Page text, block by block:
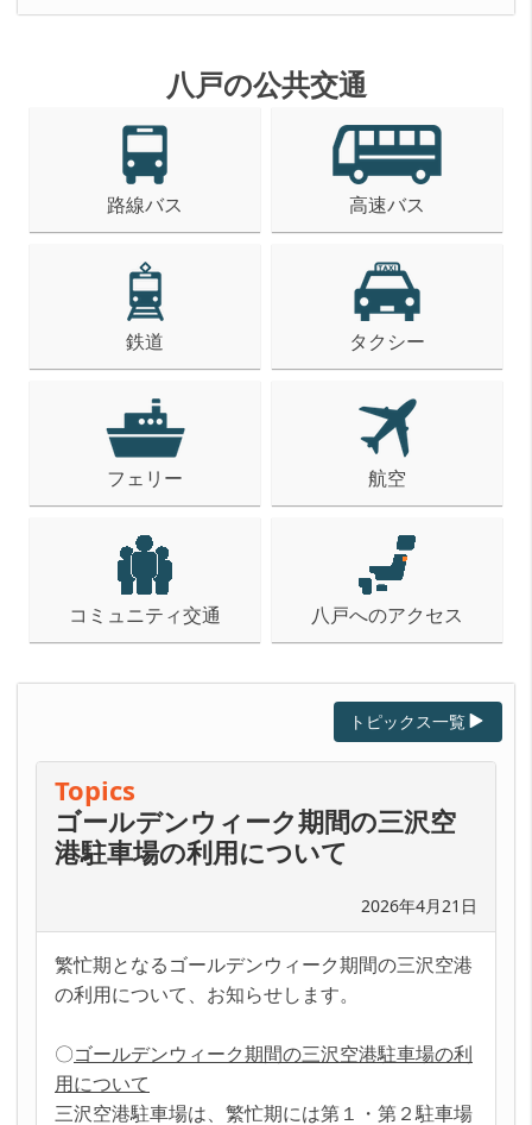
2026年2月10日
2025年12月19日
ＪＲ八戸線代行バスと臨時列車について
2025年12月5日
年末年始の三沢空港駐車場の利用について
2025年8月22日
「路線バス＋青い森鉄道連携チケット」は8月25日
(月)10時から販売します！
お盆期間の三沢空港駐車場の利用について
2025年7月23日
【八戸市営バス】(1日限定)一部路線の無料運行実施及
び各種デジタルチケットの運賃に関する意見募集につ
2025年7月18日
新幹線の夜間走行試験にご協力をお願いします
2025年6月27日
ポケモン×工芸展に路線バスで行こう！！
2025年6月9日
【デジタルチケット】親子一日乗車券の運賃に関する
意見募集について
2025年5月30日
南部バスがバス運転体験会＆お仕事説明会を開催しま
す！
ゴールデンウィーク期間の三沢空港駐車場の利用につ
「親子DE探検デジタルエコパスポート」の販売を開
始しました！
2024年12月24日
年末年始の三沢空港駐車場の利用について
南部バスが女性のためのバス運転士説明会を開催しま
す！
2024年10月21日
新幹線の夜間走行試験にご協力をお願いします
2024年5月24日
南部バスがバス運転体験会＆お仕事説明会を開催しま
す！
2024年5月21日
令和6年10月1日から八戸圏域路線バスの運賃を改定し
ツ
八戸の公共交通
路線バス 高速バス
鉄道 タクシー
フェリー 航空
コミュニティ交通 八戸へのアクセス
トピックス一覧
Topics
ゴールデンウィーク期間の三沢空
港駐車場の利用について
2026年4月21日
繁忙期となるゴールデンウィーク期間の三沢空港
の利用について、お知らせします。
〇ゴールデンウィーク期間の三沢空港駐車場の利
用について
三沢空港駐車場は、繁忙期には第１・第２駐車場